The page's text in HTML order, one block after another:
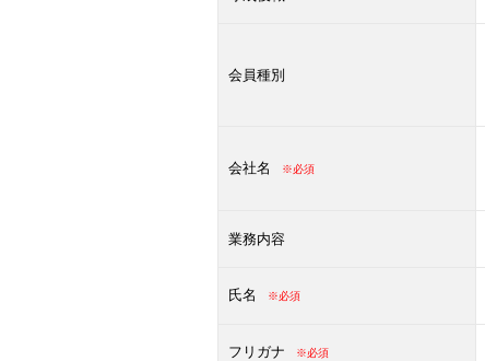
会員種別
会社名 ※必須
業務内容
氏名 ※必須
フリガナ ※必須